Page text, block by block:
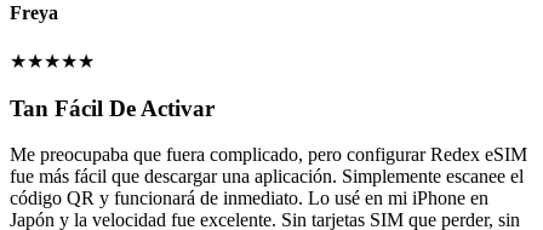
Freya
★★★★★
Tan Fácil De Activar
Me preocupaba que fuera complicado, pero configurar Redex eSIM
fue más fácil que descargar una aplicación. Simplemente escanee el
código QR y funcionará de inmediato. Lo usé en mi iPhone en
Japón y la velocidad fue excelente. Sin tarjetas SIM que perder, sin